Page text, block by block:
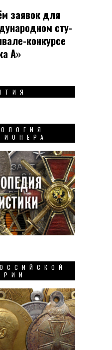
заявок для
сту­
кон­кур­се
А»